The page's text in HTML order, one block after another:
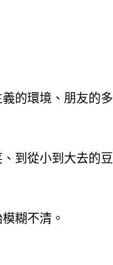
的環境、朋友的多
到從小到大去的豆
糊不清。